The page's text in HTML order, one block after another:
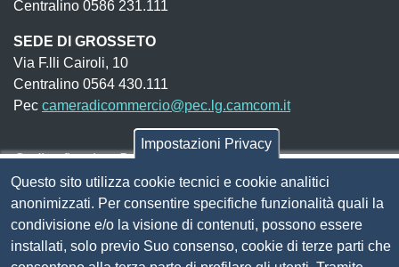
Centralino 0586 231.111
SEDE DI GROSSETO
Via F.lli Cairoli, 10
Centralino 0564 430.111
Pec cameradicommercio@pec.lg.camcom.it
Codice fiscale e Partita Iva:
Codice univoco fatturazione elettronica:UFN1JE
Pagare con PagoPA
Impostazioni Privacy
Questo sito utilizza cookie tecnici e cookie analitici
anonimizzati. Per consentire specifiche funzionalità quali la
condivisione e/o la visione di contenuti, possono essere
installati, solo previo Suo consenso, cookie di terze parti che